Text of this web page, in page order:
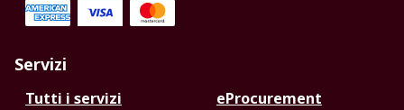
Servizi
Tutti i servizi
eProcurement